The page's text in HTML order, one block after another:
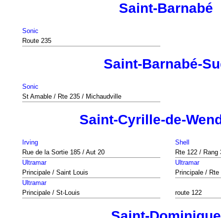
Saint-Barnabé
Sonic
Route 235
Saint-Barnabé-
Sonic
St Amable / Rte 235 / Michaudville
Saint-Cyrille-de-
Irving
Rue de la Sortie 185 / Aut 20
Shell
Rte 122 / Rang
Ultramar
Principale / Saint Louis
Ultramar
Principale /
Ultramar
Principale / St-Louis
route 122